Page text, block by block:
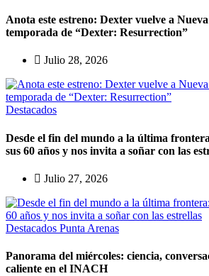
Anota este estreno: Dexter vuelve a
temporada de “Dexter: Resurrection”
Julio 28, 2026
Destacados
Desde el fin del mundo a la última
sus 60 años y nos invita a soñar con las
Julio 27, 2026
Destacados Punta Arenas
Panorama del miércoles: ciencia,
caliente en el INACH